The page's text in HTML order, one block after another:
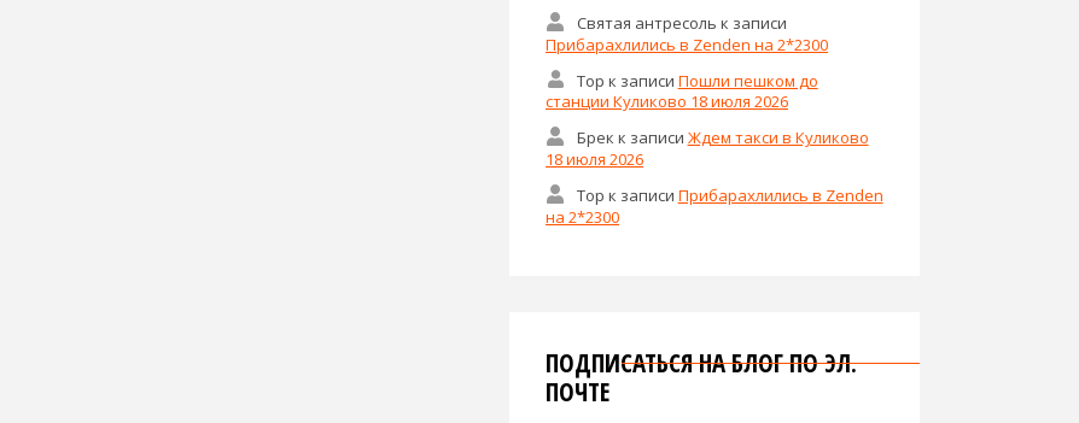
Святая антресоль к записи
Прибарахлились в Zenden на 2*2300
Тор к записи Пошли пешком до
станции Куликово 18 июля 2026
Брек к записи Ждем такси в Куликово
18 июля 2026
Тор к записи Прибарахлились в Zenden
на 2*2300
ПОДПИСАТЬСЯ НА БЛОГ ПО ЭЛ.
ПОЧТЕ